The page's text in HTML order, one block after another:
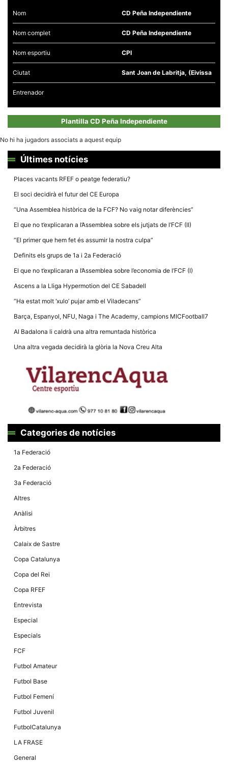
Nom CD Peña Independiente
Nom complet CD Peña Independiente
Nom esportiu CPI
Ciutat Sant Joan de Labritja, (Eivissa
Entrenador
Plantilla CD Peña Independiente
No hi ha jugadors associats a aquest equip
Últimes notícies
Places vacants RFEF o peatge federatiu?
El soci decidirà el futur del CE Europa
“Una Assemblea històrica de la FCF? No vaig notar diferències”
El que no t’explicaran a l’Assemblea sobre els jutjats de l’FCF (II)
“El primer que hem fet és assumir la nostra culpa”
Definits els grups de 1a i 2a Federació
El que no t’explicaran a l’Assemblea sobre l’economia de l’FCF (I)
Ascens a la Lliga Hypermotion del CE Sabadell
“Ha estat molt ‘xulo’ pujar amb el Viladecans”
Barça, Espanyol, NFU, Naga i The Academy, campions MICFootball7
Al Badalona li caldrà una altra remuntada històrica
Una altra vegada decidirà la glòria la Nova Creu Alta
Categories de notícies
1a Federació
2a Federació
3a Federació
Altres
Anàlisi
Àrbitres
Calaix de Sastre
Copa Catalunya
Copa del Rei
Copa RFEF
Entrevista
Especial
Especials
FCF
Futbol Amateur
Futbol Base
Futbol Femení
Futbol Juvenil
FutbolCatalunya
LA FRASE
General
Necessàries
Aquestes
cookies no
són
necessàries
per al
funcionament
tècnic de la
Estadístiques
anònima d'ús
per a millorar
i la seva
d'usuari
components
nostre lloc web
dades en el seu
permeten que el
possible. Si
rebutja
aquestes
funcionalitats
desapareixeran
del lloc web.